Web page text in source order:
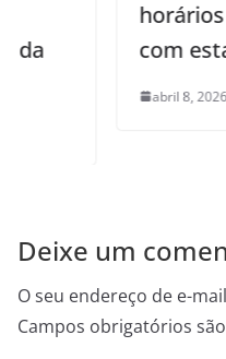
horários dos
com estampido
abril 8, 2026 0
Deixe um
O seu endereço de e-
Campos obrigatórios